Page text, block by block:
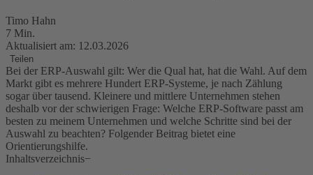
Timo Hahn
7 Min.
Aktualisiert am: 12.03.2026
Teilen
Bei der ERP-Auswahl gilt: Wer die Qual hat, hat die Wahl. Auf dem
Markt gibt es mehrere Hundert ERP-Systeme, je nach Zählung
sogar über tausend. Kleinere und mittlere Unternehmen stehen
deshalb vor der schwierigen Frage: Welche ERP-Software passt am
besten zu meinem Unternehmen und welche Schritte sind bei der
Auswahl zu beachten? Folgender Beitrag bietet eine
Orientierungshilfe.
Inhaltsverzeichnis−